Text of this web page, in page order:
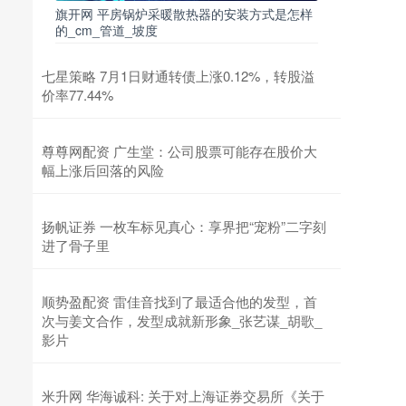
旗开网 平房锅炉采暖散热器的安装方式是怎样
的_cm_管道_坡度
七星策略 7月1日财通转债上涨0.12%，转股溢
价率77.44%
尊尊网配资 广生堂：公司股票可能存在股价大
幅上涨后回落的风险
扬帆证券 一枚车标见真心：享界把“宠粉”二字刻
进了骨子里
顺势盈配资 雷佳音找到了最适合他的发型，首
次与姜文合作，发型成就新形象_张艺谋_胡歌_
影片
米升网 华海诚科: 关于对上海证券交易所《关于